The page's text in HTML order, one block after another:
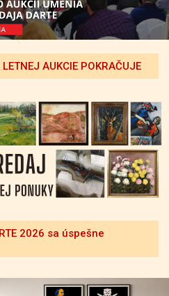
AUKCIE POKRAČUJE
2026 sa úspešne